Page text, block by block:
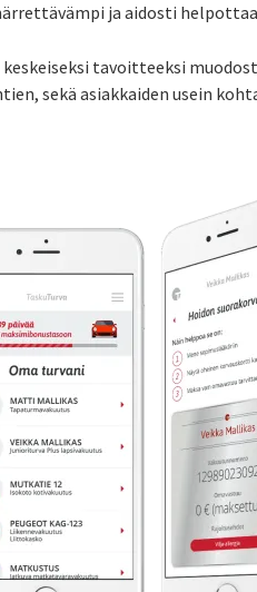
ja aidosti helpottaa
tavoitteeksi
sekä asiakkaiden usein